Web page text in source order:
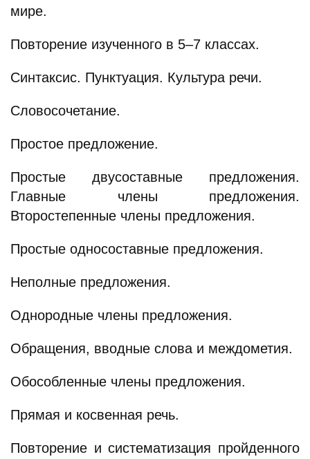
мире.
Повторение изученного в 5–7 классах.
Синтаксис. Пунктуация. Культура речи.
Словосочетание.
Простое предложение.
Простые двусоставные предложения.
Главные члены предложения.
Второстепенные члены предложения.
Простые односоставные предложения.
Неполные предложения.
Однородные члены предложения.
Обращения, вводные слова и междометия.
Обособленные члены предложения.
Прямая и косвенная речь.
Повторение и систематизация пройденного